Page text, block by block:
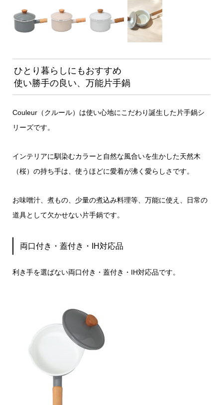
ひとり暮らしにもおすすめ
使い勝手の良い、万能片手鍋
Couleur（クルール）は使い心地にこだわり誕生した片手鍋シ
リーズです。
インテリアに馴染むカラーと自然な風合いを生かした天然木
（桜）の持ち手は、使うほどに愛着が沸く愛らしさです。
お味噌汁、煮もの、少量の煮込み料理等、万能に使え、日常の
道具として欠かせない片手鍋です。
両口付き・蓋付き・IH対応品
利き手を選ばない両口付き・蓋付き・IH対応品です。